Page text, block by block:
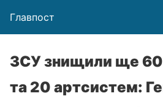
Главпост
ЗСУ знищили ще
та 20 артсистем: